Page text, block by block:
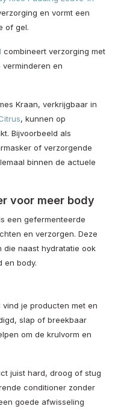
en vormt een
of gel.
combineert verzorging met
en
Kraan, verkrijgbaar in
, kunnen op
Bijvoorbeeld als
of verzorgende
binnen de actuele
voor meer body
een gefermenteerde
en verzorgen. Deze
die naast hydratatie ook
en body.
je producten met en
slap of breekbaar
om de krulvorm en
juist hard, droog of stug
conditioner zonder
goede afwisseling